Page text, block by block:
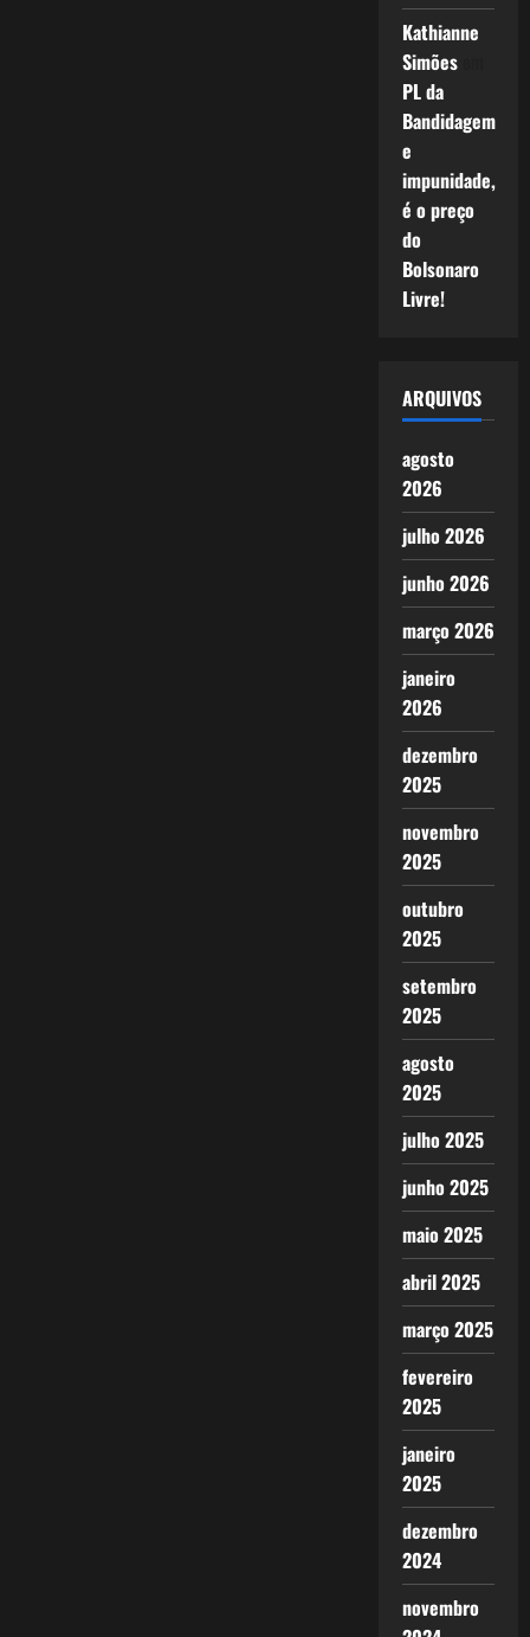
Kathianne
Simõesem
PL da
Bandidagem
e
impunidade,
é o preço
do
Bolsonaro
Livre!
ARQUIVOS
agosto
2026
julho 2026
junho 2026
março 2026
janeiro
2026
dezembro
2025
novembro
2025
outubro
2025
setembro
2025
agosto
2025
julho 2025
junho 2025
maio 2025
abril 2025
março 2025
fevereiro
2025
janeiro
2025
dezembro
2024
novembro